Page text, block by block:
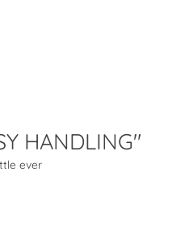
HANDLING"
ever